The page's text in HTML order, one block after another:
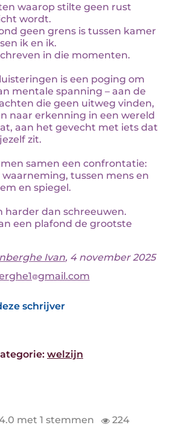
waarop stilte geen rust
wordt.
geen grens is tussen kamer
ik en ik.
in die momenten.
is een poging om
mentale spanning – aan de
die geen uitweg vinden,
naar erkenning in een wereld
aan het gevecht met iets dat
zit.
samen een confrontatie:
tussen mens en
en spiegel.
harder dan schreeuwen.
een plafond de grootste
Ivan, 4 november 2025
gmail.com
schrijver
welzijn
met 1 stemmen 224